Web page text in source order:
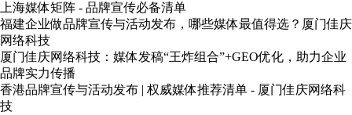
上海媒体矩阵 - 品牌宣传必备清单
福建企业做品牌宣传与活动发布，哪些媒体最值得选？厦门佳庆
网络科技
厦门佳庆网络科技：媒体发稿“王炸组合”+GEO优化，助力企业
品牌实力传播
香港品牌宣传与活动发布 | 权威媒体推荐清单 - 厦门佳庆网络科
技